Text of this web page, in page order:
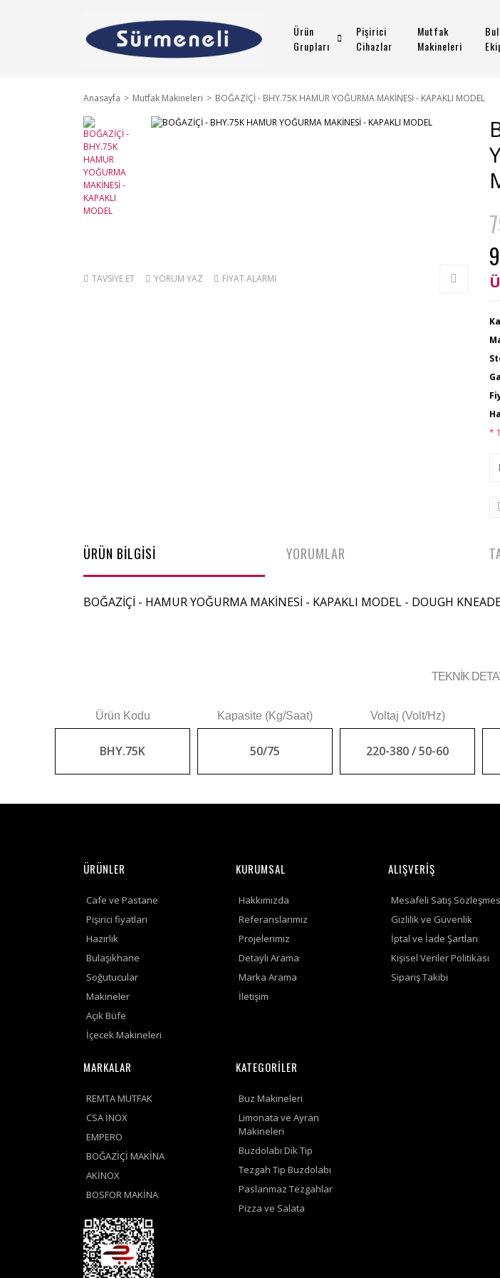
Ürün
Grupları
Pişirici
Cihazlar
Mutfak
Makineleri
Anasayfa Mutfak Makineleri BOĞAZİÇİ - BHY.75K HAMUR YOĞURMA MAKİNESİ - KAPAKLI MODEL
TAVSİYE ET YORUM YAZ FİYAT ALARMI
*
ÜRÜN BİLGİSİ
BOĞAZİÇİ - HAMUR YOĞURMA MAKİNESİ - KAPAKLI MODEL - DOUGH
TEKNİK
Ürün Kodu
BHY.75K
Kapasite (Kg/Saat)
50/75
Voltaj (Volt/Hz)
220-380 / 50-60
YORUMLAR
ÜRÜNLER
Cafe ve Pastane
Pişirici fiyatları
Hazırlık
Bulaşıkhane
Soğutucular
Makineler
Açık Büfe
İçecek Makineleri
KURUMSAL
Hakkımızda
Referanslarımız
Projelerimiz
Detaylı Arama
Marka Arama
İletişim
ALIŞVERİŞ
Mesafeli Satış
Gizlilik ve Güvenlik
İptal ve İade Şartları
Kişisel Veriler Politikası
Sipariş Takibi
MARKALAR
REMTA MUTFAK
CSA İNOX
EMPERO
BOĞAZİÇİ MAKİNA
AKİNOX
BOSFOR MAKİNA
KATEGORİLER
Buz Makineleri
Limonata ve Ayran
Makineleri
Buzdolabı Dik Tip
Tezgah Tip Buzdolabı
Paslanmaz Tezgahlar
Pizza ve Salata